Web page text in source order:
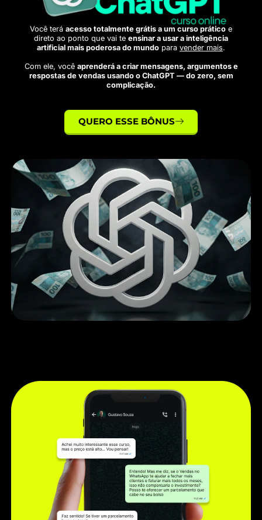
Você terá acesso totalmente grátis a um curso prático e
direto ao ponto que vai te ensinar a usar a inteligência
artificial mais poderosa do mundo para vender mais.
Com ele, você aprenderá a criar mensagens, argumentos e
respostas de vendas usando o ChatGPT — do zero, sem
complicação.
QUERO ESSE BÔNUS